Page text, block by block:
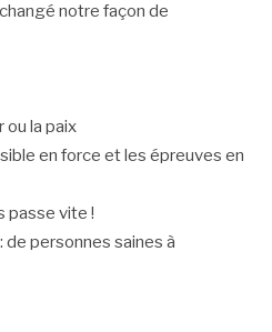
notre façon de
ou la paix
en force et les épreuves en
passe vite !
de personnes saines à